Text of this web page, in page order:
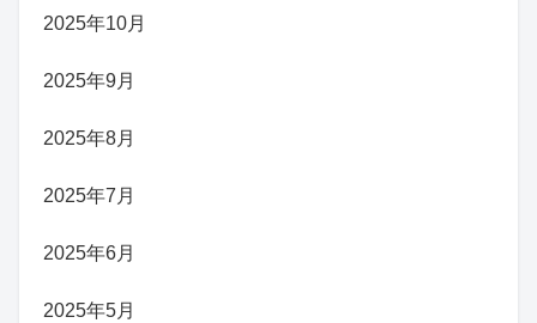
2025年10月
2025年9月
2025年8月
2025年7月
2025年6月
2025年5月